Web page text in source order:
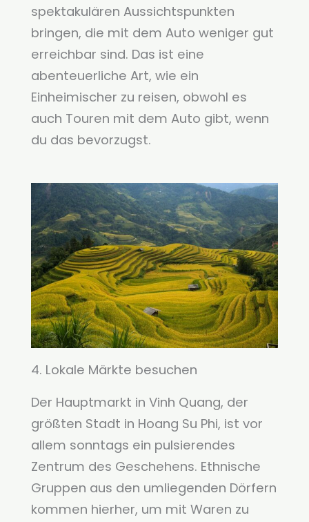
spektakulären Aussichtspunkten
bringen, die mit dem Auto weniger gut
erreichbar sind. Das ist eine
abenteuerliche Art, wie ein
Einheimischer zu reisen, obwohl es
auch Touren mit dem Auto gibt, wenn
du das bevorzugst.
4. Lokale Märkte besuchen
Der Hauptmarkt in Vinh Quang, der
größten Stadt in Hoang Su Phi, ist vor
allem sonntags ein pulsierendes
Zentrum des Geschehens. Ethnische
Gruppen aus den umliegenden Dörfern
kommen hierher, um mit Waren zu